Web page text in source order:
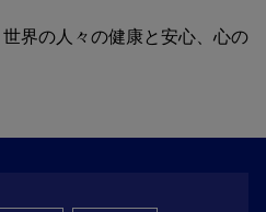
界の人々の健康と安心、心の